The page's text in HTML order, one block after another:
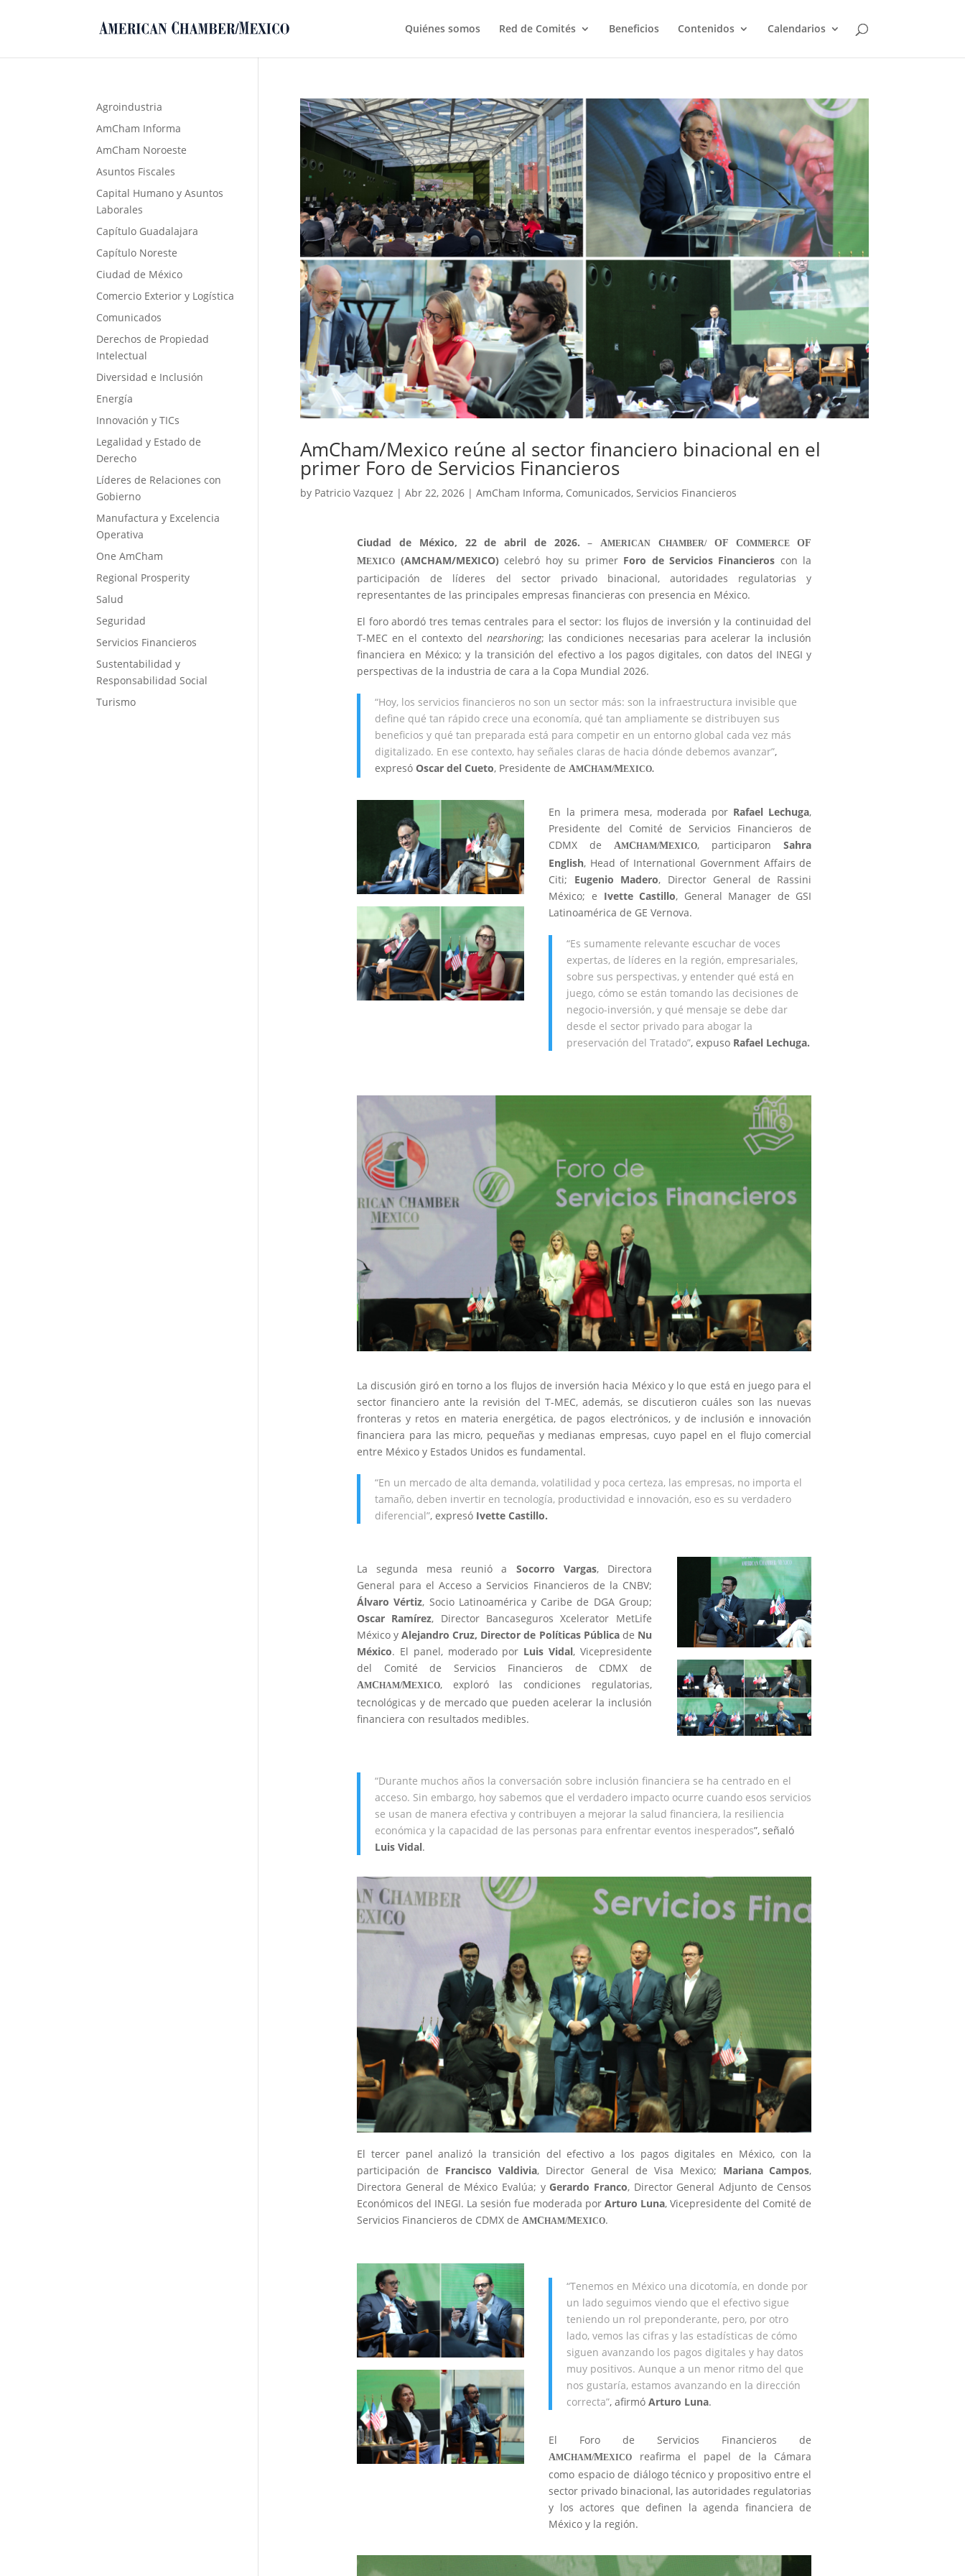
Quiénes somos Red de Comités Beneficios Contenidos Calendarios
AmCham/Mexico reúne al sector financiero binacional en el
primer Foro de Servicios Financieros
by Patricio Vazquez | Abr 22, 2026| AmCham Informa, Comunicados, Servicios Financieros
Ciudad de México, 22 de abril de 2026. –AMERICAN CHAMBER/OF COMMERCEOF
MEXICO (AMCHAM/MEXICO) celebró hoy su primer Foro de Servicios Financieros con la
participación de líderes del sector privado binacional, autoridades regulatorias y
representantes de las principales empresas financieras con presencia en México.
El foro abordó tres temas centrales para el sector: los flujos de inversión y la continuidad del
T-MEC en el contexto del nearshoring; las condiciones necesarias para acelerar la inclusión
financiera en México; y la transición del efectivo a los pagos digitales, con datos del INEGI y
perspectivas de la industria de cara a la Copa Mundial 2026.
“Hoy, los servicios financieros no son un sector más: son la infraestructura invisible que
define qué tan rápido crece una economía, qué tan ampliamente se distribuyen sus
beneficios y qué tan preparada está para competir en un entorno global cada vez más
digitalizado. En ese contexto, hay señales claras de hacia dónde debemos avanzar”,
expresóOscar del Cueto, Presidente deAMCHAM/MEXICO.
En la primera mesa, moderada por Rafael Lechuga,
Presidente del Comité de Servicios Financieros de
CDMX deAMCHAM/MEXICO, participaronSahra
English, Head of International Government Affairs de
Citi; Eugenio Madero, Director General de Rassini
México; e Ivette Castillo, General Manager de GSI
Latinoamérica de GE Vernova.
“Es sumamente relevante escuchar de voces
expertas, de líderes en la región, empresariales,
sobre sus perspectivas, y entender qué está en
juego, cómo se están tomando las decisiones de
negocio-inversión, y qué mensaje se debe dar
desde el sector privado para abogar la
preservación del Tratado”, expuso Rafael Lechuga.
La discusión giró en torno a los flujos de inversión hacia México y lo que está en juego para el
sector financiero ante la revisión del T-MEC, además, se discutieron cuáles son las nuevas
fronteras y retos en materia energética, de pagos electrónicos, y de inclusión e innovación
financiera para las micro, pequeñas y medianas empresas, cuyo papel en el flujo comercial
entre México y Estados Unidos es fundamental.
“En un mercado de alta demanda, volatilidad y poca certeza, las empresas, no importa el
tamaño, deben invertir en tecnología, productividad e innovación, eso es su verdadero
diferencial”, expresó Ivette Castillo.
La segunda mesa reunió a Socorro Vargas, Directora
General para el Acceso a Servicios Financieros de la CNBV;
Álvaro Vértiz, Socio Latinoamérica y Caribe de DGA Group;
Oscar Ramírez, Director Bancaseguros Xcelerator MetLife
México yAlejandro Cruz, Director de Políticas Pública de Nu
México. El panel, moderado por Luis Vidal, Vicepresidente
del Comité de Servicios Financieros de CDMX de
AMCHAM/MEXICO, exploró las condiciones regulatorias,
tecnológicas y de mercado que pueden acelerar la inclusión
financiera con resultados medibles.
“Durante muchos años la conversación sobre inclusión financiera se ha centrado en el
acceso. Sin embargo, hoy sabemos que el verdadero impacto ocurre cuando esos servicios
se usan de manera efectiva y contribuyen a mejorar la salud financiera, la resiliencia
económica y la capacidad de las personas para enfrentar eventos inesperados”, señaló
Luis Vidal.
El tercer panel analizó la transición del efectivo a los pagos digitales en México, con la
participación de Francisco Valdivia, Director General de Visa Mexico; Mariana Campos,
Directora General de México Evalúa; yGerardo Franco, Director General Adjunto de Censos
Económicos del INEGI. La sesión fue moderada porArturo Luna, Vicepresidente del Comité de
Servicios Financieros de CDMX deAMCHAM/MEXICO.
“Tenemos en México una dicotomía, en donde por
un lado seguimos viendo que el efectivo sigue
teniendo un rol preponderante, pero, por otro
lado, vemos las cifras y las estadísticas de cómo
siguen avanzando los pagos digitales y hay datos
muy positivos. Aunque a un menor ritmo del que
nos gustaría, estamos avanzando en la dirección
correcta”, afirmóArturo Luna.
El Foro de Servicios Financieros de
AMCHAM/MEXICO
reafirma el papel de la Cámara
como espacio de diálogo técnico y propositivo entre el
sector privado binacional, las autoridades regulatorias
y los actores que definen la agenda financiera de
México y la región.
Agroindustria
AmCham Informa
AmCham Noroeste
Asuntos Fiscales
Capital Humano y Asuntos
Laborales
Capítulo Guadalajara
Capítulo Noreste
Ciudad de México
Comercio Exterior y Logística
Comunicados
Derechos de Propiedad
Intelectual
Diversidad e Inclusión
Energía
Innovación y TICs
Legalidad y Estado de
Derecho
Líderes de Relaciones con
Gobierno
Manufactura y Excelencia
Operativa
One AmCham
Regional Prosperity
Salud
Seguridad
Servicios Financieros
Sustentabilidad y
Responsabilidad Social
Turismo